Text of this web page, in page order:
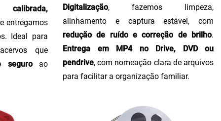
entregamos
Ideal para
que
seguroao
Digitalização, fazemos limpeza,
alinhamento e captura estável, com
redução de ruído e correção de brilho.
Entrega em MP4 no Drive, DVD ou
pendrive, com nomeação clara de arquivos
para facilitar a organização familiar.